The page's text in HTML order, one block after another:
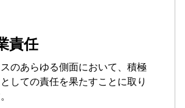
責任
のあらゆる側面において、積極
しての責任を果たすことに取り